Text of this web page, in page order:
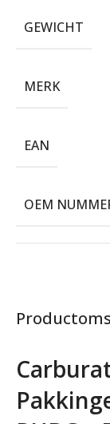
GEWICHT
MERK
EAN
OEM